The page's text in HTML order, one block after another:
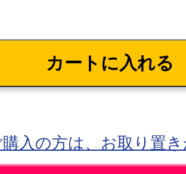
入の方は、お取り置